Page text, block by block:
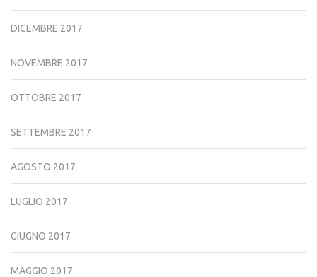
DICEMBRE 2017
NOVEMBRE 2017
OTTOBRE 2017
SETTEMBRE 2017
AGOSTO 2017
LUGLIO 2017
GIUGNO 2017
MAGGIO 2017